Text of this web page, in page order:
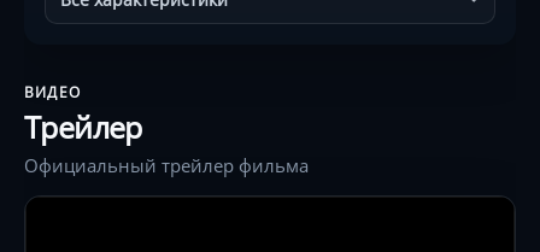
ВИДЕО
Трейлер
Официальный трейлер фильма